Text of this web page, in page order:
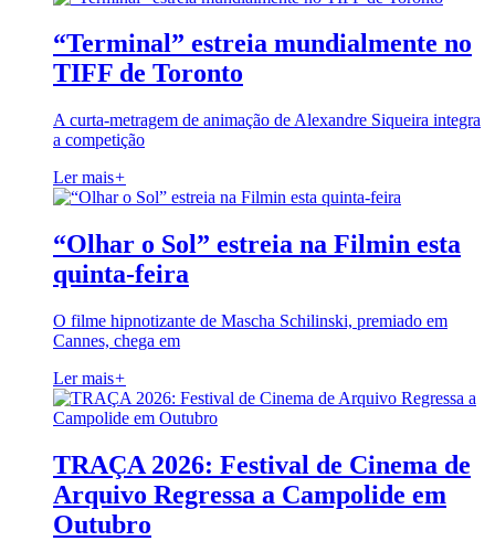
“Terminal” estreia mundialmente no
TIFF de Toronto
A curta-metragem de animação de Alexandre Siqueira integra
a competição
Ler mais+
“Olhar o Sol” estreia na Filmin esta
quinta-feira
O filme hipnotizante de Mascha Schilinski, premiado em
Cannes, chega em
Ler mais+
TRAÇA 2026: Festival de Cinema de
Arquivo Regressa a Campolide em
Outubro